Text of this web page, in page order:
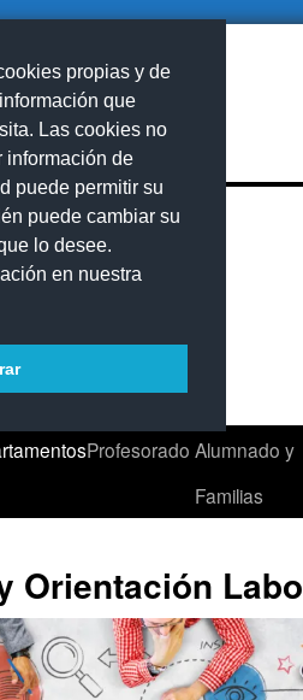
propias y de
que
Las cookies no
información de
puede permitir su
puede cambiar su
lo desee.
en nuestra
Profesorado Alumnado y
Familias
Orientación